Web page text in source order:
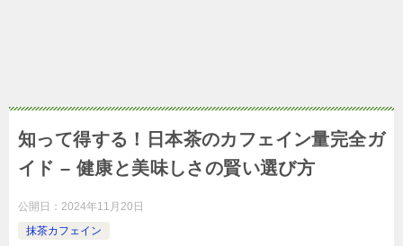
知って得する！日本茶のカフェイン量完全ガ
イド – 健康と美味しさの賢い選び方
公開日： 2024年11月20日
抹茶カフェイン